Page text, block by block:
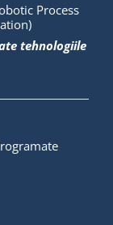
Process
tehnologiile